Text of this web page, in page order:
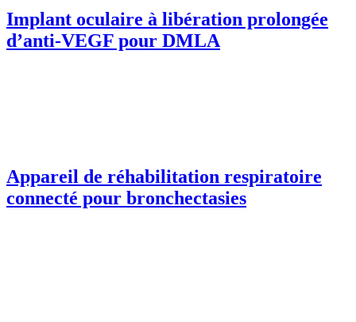
Implant oculaire à libération prolongée
d’anti-VEGF pour DMLA
Appareil de réhabilitation respiratoire
connecté pour bronchectasies